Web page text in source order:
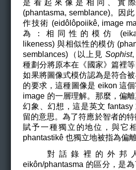
是看起來像是相同、實
(phantasma, semblance)。因
作技術 (eidôlôpoiikê, image
為：相同性的模仿
likeness)與相似性的模仿
semblances)（以上見Sophist,
種劃分將原本在《國家》篇裡等
如果將圖像式模仿認為是符合
的要求，這種圖像是 eikon 這
image 的一層理解。那麼，偏
幻象、幻想，這是英文 fantasy
留的意思。為了符應於智者的
賦予一種獨立的地位，與它
phantastikê也獨立地被指為偏
對話錄裡的外邦人
eikôn/phantasma 的區分，是